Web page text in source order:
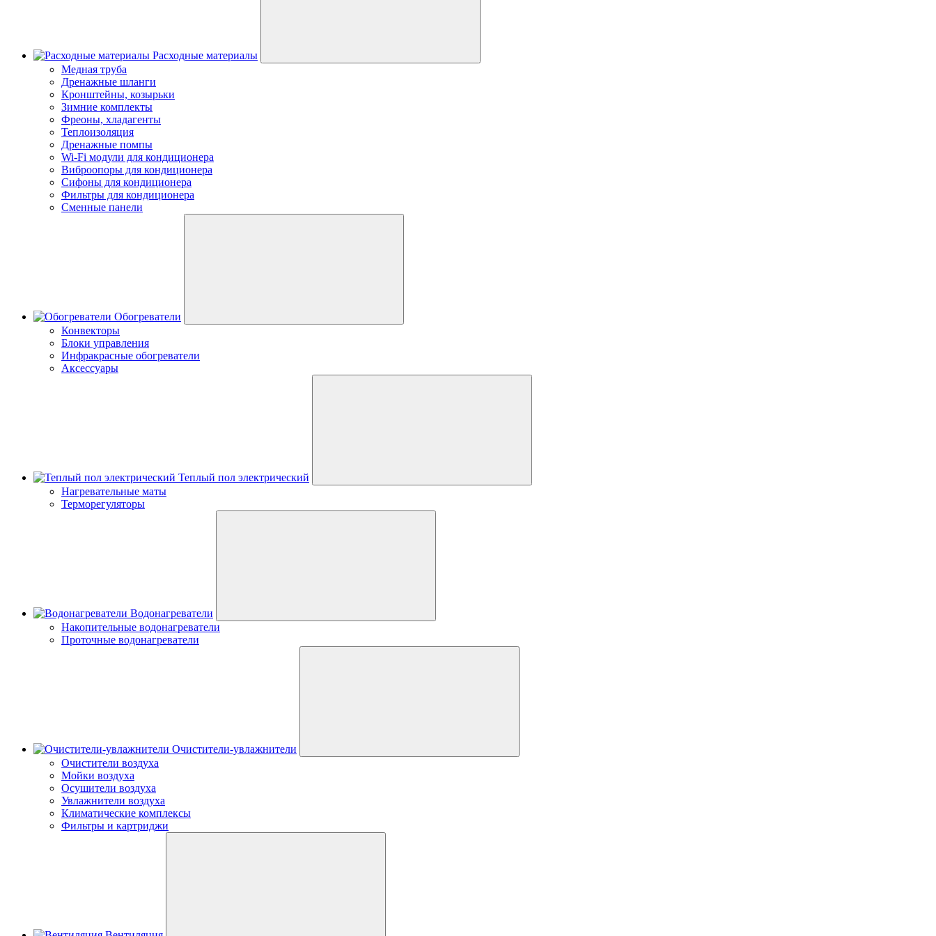
Расходные материалы
Медная труба
Дренажные шланги
Кронштейны, козырьки
Зимние комплекты
Фреоны, хладагенты
Теплоизоляция
Дренажные помпы
Wi-Fi модули для кондиционера
Виброопоры для кондиционера
Сифоны для кондиционера
Фильтры для кондиционера
Сменные панели
Обогреватели
Конвекторы
Блоки управления
Инфракрасные обогреватели
Аксессуары
Теплый пол электрический
Нагревательные маты
Терморегуляторы
Водонагреватели
Накопительные водонагреватели
Проточные водонагреватели
Очистители-увлажнители
Очистители воздуха
Мойки воздуха
Осушители воздуха
Увлажнители воздуха
Климатические комплексы
Фильтры и картриджи